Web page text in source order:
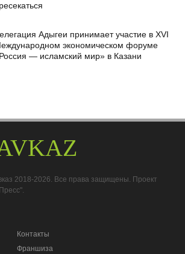
Адыгеи принимает участие в XVI
экономическом форуме
— исламский мир» в Казани
2018-2026. Все права защищены. Проект
Контакты
Франшиза